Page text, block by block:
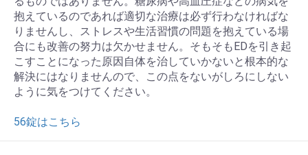
抱えているのであれば適切な治療は必ず行わなければな
りませんし、ストレスや生活習慣の問題を抱えている場
合にも改善の努力は欠かせません。そもそもEDを引き起
こすことになった原因自体を治していかないと根本的な
解決にはなりませんので、この点をないがしろにしない
ように気をつけてください。
56錠はこちら